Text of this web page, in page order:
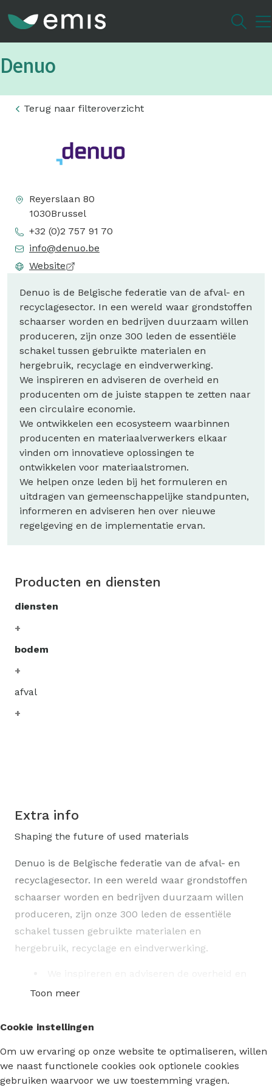
Denuo
Terug naar filteroverzicht
Reyerslaan 80
1030Brussel
+32 (0)2 757 91 70
info@denuo.be
Website
Denuo is de Belgische federatie van de afval- en
recyclagesector. In een wereld waar grondstoffen
schaarser worden en bedrijven duurzaam willen
produceren, zijn onze 300 leden de essentiële
schakel tussen gebruikte materialen en
hergebruik, recyclage en eindverwerking.
We inspireren en adviseren de overheid en
producenten om de juiste stappen te zetten naar
een circulaire economie.
We ontwikkelen een ecosysteem waarbinnen
producenten en materiaalverwerkers elkaar
vinden om innovatieve oplossingen te
ontwikkelen voor materiaalstromen.
We helpen onze leden bij het formuleren en
uitdragen van gemeenschappelijke standpunten,
informeren en adviseren hen over nieuwe
regelgeving en de implementatie ervan.
Producten en diensten
diensten
bodem
afval
Extra info
Shaping the future of used materials
Denuo is de Belgische federatie van de afval- en
recyclagesector. In een wereld waar grondstoffen
schaarser worden en bedrijven duurzaam willen
produceren, zijn onze 300 leden de essentiële
schakel tussen gebruikte materialen en
hergebruik, recyclage en eindverwerking.
producenten om de juiste stappen te zetten
producenten en materiaalverwerkers elkaar
vinden om innovatieve oplossingen te
ontwikkelen voor materiaalstromen.
We helpen onze leden bij het formuleren en
Toon meer
Cookie instellingen
Om uw ervaring op onze website te optimaliseren, willen
we naast functionele cookies ook optionele cookies
gebruiken waarvoor we uw toestemming vragen.